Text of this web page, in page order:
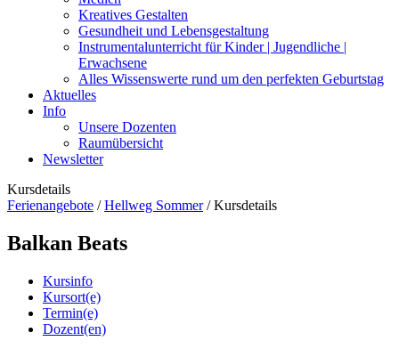
Kreatives Gestalten
Gesundheit und Lebensgestaltung
Instrumentalunterricht für Kinder | Jugendliche |
Erwachsene
Alles Wissenswerte rund um den perfekten Geburtstag
Aktuelles
Info
Unsere Dozenten
Raumübersicht
Newsletter
Kursdetails
Ferienangebote /Hellweg Sommer/Kursdetails
Balkan Beats
Kursinfo
Kursort(e)
Termin(e)
Dozent(en)